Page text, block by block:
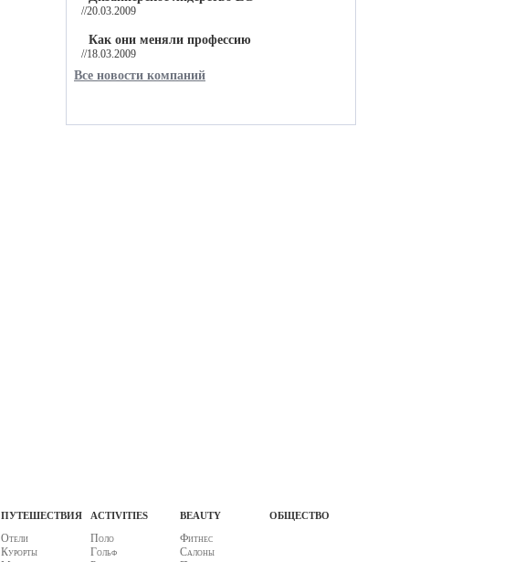
//20.03.2009
Как они меняли профессию
//18.03.2009
Все новости компаний
путешествия
Отели
Курорты
activities
Поло
Гольф
beauty
Фитнес
Салоны
общество